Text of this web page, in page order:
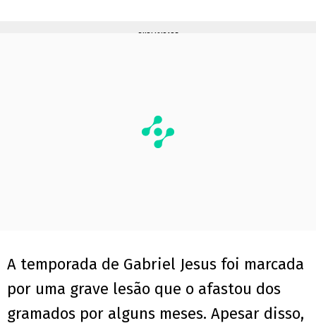
PUBLICIDADE
A temporada de Gabriel Jesus foi marcada
por uma grave lesão que o afastou dos
gramados por alguns meses. Apesar disso,